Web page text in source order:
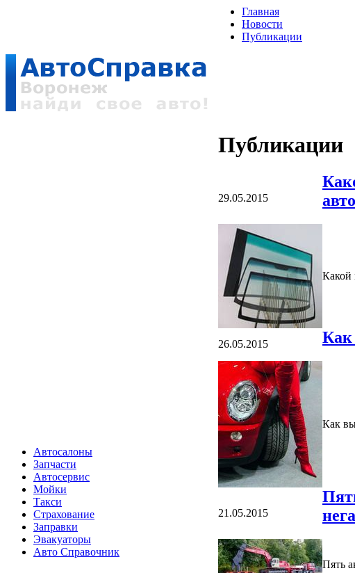
Главная
Новости
Публикации
Автосалоны
Запчасти
Автосервис
Мойки
Такси
Страхование
Заправки
Эвакуаторы
Авто Справочник
Публикации
29.05.2015
Какой
26.05.2015 Как
Как
21.05.2015
Пять